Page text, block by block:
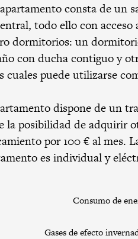
consta de un
todo ello con acceso
dormitorios: un
con ducha contiguo y
cuales puede utilizarse
dispone de un
la posibilidad de adquirir
por 100 € al mes.
es individual y
Consumo de
Gases de efecto